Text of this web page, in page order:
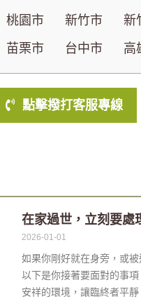
桃園市
苗栗市
新竹市
台中市
新
高
點擊撥打客服專線
在家過世，立刻要處
2026-01-01
如果你剛好就在身旁，或被
以下是你接著要面對的事
安祥的環境，讓臨終者平